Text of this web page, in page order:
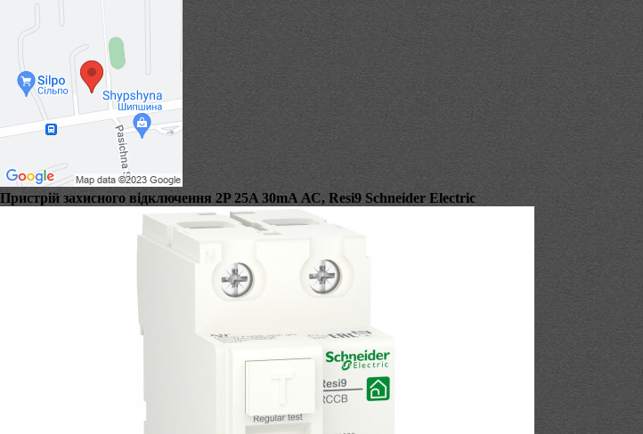
Пристрій захисного відключення 2P 25A 30mA АС, Resi9 Schneider Electric